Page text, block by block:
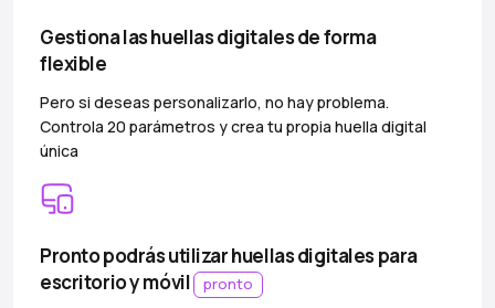
Gestiona las huellas digitales de forma
flexible
Pero si deseas personalizarlo, no hay problema.
Controla 20 parámetros y crea tu propia huella digital
única
Pronto podrás utilizar huellas digitales para
escritorio y móvil
pronto